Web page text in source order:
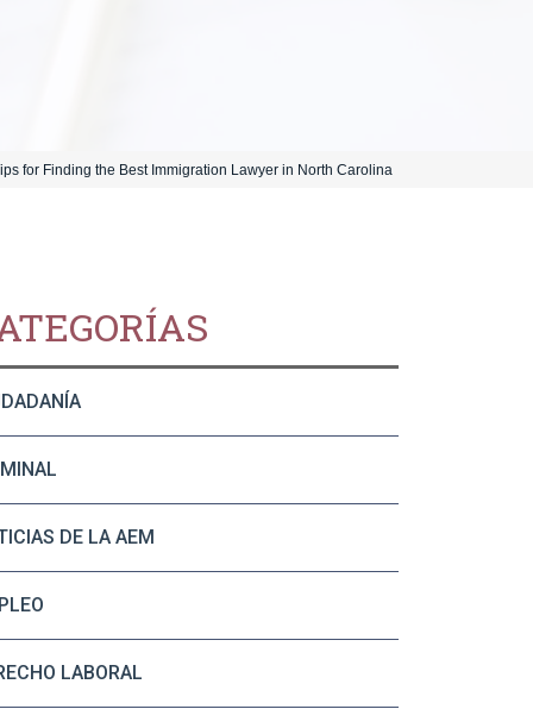
for Finding the Best Immigration Lawyer in North Carolina
DE LA AEM
LABORAL